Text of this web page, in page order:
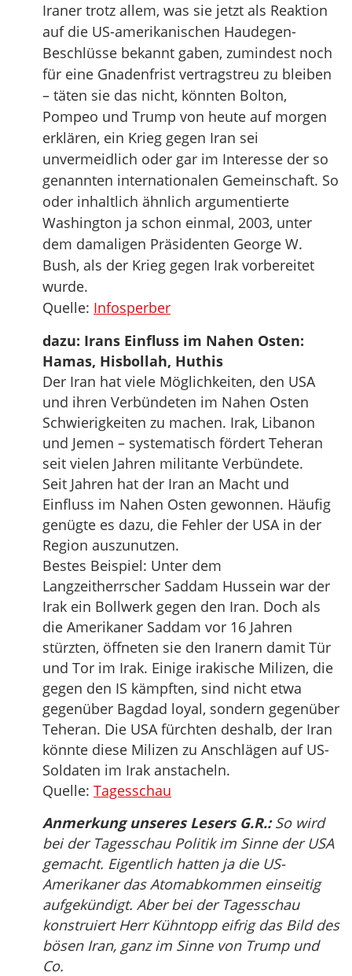
Iraner trotz allem, was sie jetzt als Reaktion
auf die US-amerikanischen Haudegen-
Beschlüsse bekannt gaben, zumindest noch
für eine Gnadenfrist vertragstreu zu bleiben
– täten sie das nicht, könnten Bolton,
Pompeo und Trump von heute auf morgen
erklären, ein Krieg gegen Iran sei
unvermeidlich oder gar im Interesse der so
genannten internationalen Gemeinschaft. So
oder inhaltlich ähnlich argumentierte
Washington ja schon einmal, 2003, unter
dem damaligen Präsidenten George W.
Bush, als der Krieg gegen Irak vorbereitet
wurde.
Quelle: Infosperber
dazu: Irans Einfluss im Nahen Osten:
Hamas, Hisbollah, Huthis
Der Iran hat viele Möglichkeiten, den USA
und ihren Verbündeten im Nahen Osten
Schwierigkeiten zu machen. Irak, Libanon
und Jemen – systematisch fördert Teheran
seit vielen Jahren militante Verbündete.
Seit Jahren hat der Iran an Macht und
Einfluss im Nahen Osten gewonnen. Häufig
genügte es dazu, die Fehler der USA in der
Region auszunutzen.
Bestes Beispiel: Unter dem
Langzeitherrscher Saddam Hussein war der
Irak ein Bollwerk gegen den Iran. Doch als
die Amerikaner Saddam vor 16 Jahren
stürzten, öffneten sie den Iranern damit Tür
und Tor im Irak. Einige irakische Milizen, die
gegen den IS kämpften, sind nicht etwa
gegenüber Bagdad loyal, sondern gegenüber
Teheran. Die USA fürchten deshalb, der Iran
könnte diese Milizen zu Anschlägen auf US-
Soldaten im Irak anstacheln.
Quelle: Tagesschau
Anmerkung unseres Lesers G.R.:So wird
bei der Tagesschau Politik im Sinne der USA
gemacht. Eigentlich hatten ja die US-
Amerikaner das Atomabkommen einseitig
aufgekündigt. Aber bei der Tagesschau
konstruiert Herr Kühntopp eifrig das Bild des
bösen Iran, ganz im Sinne von Trump und
Co.